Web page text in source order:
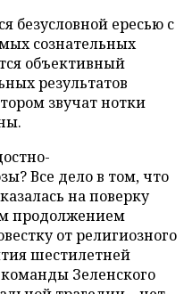
безусловной ересью с
сознательных
объективный
результатов
звучат нотки
Все дело в том, что
на поверку
продолжением
от религиозного
шестилетней
Зеленского